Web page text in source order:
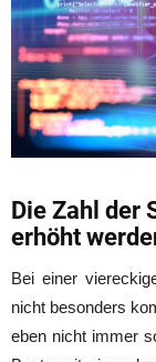
Die Zahl der
erhöht
Bei einer
nicht besonders
eben nicht immer